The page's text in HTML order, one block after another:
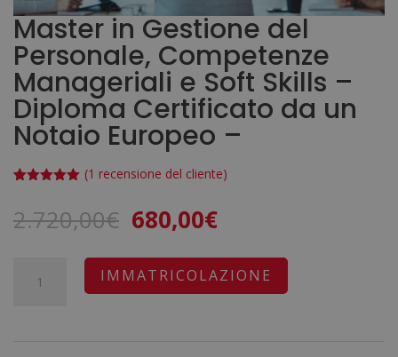
Master in Gestione del
Personale, Competenze
Manageriali e Soft Skills –
Diploma Certificato da un
Notaio Europeo –
su base
di
(1 recensione del cliente)
2.720,00€ Il
originale
era:
680,00€Il
attuale
è:
IMMATRICOLAZIONE